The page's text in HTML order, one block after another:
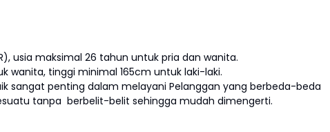
usia maksimal 26 tahun untuk pria dan wanita.
wanita, tinggi minimal 165cm untuk laki-laki.
sangat penting dalam melayani Pelanggan yang berbeda-beda
tanpa berbelit-belit sehingga mudah dimengerti.